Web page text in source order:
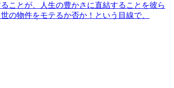
ことが、人生の豊かさに直結することを彼ら
の物件をモテるか否か！という目線で、